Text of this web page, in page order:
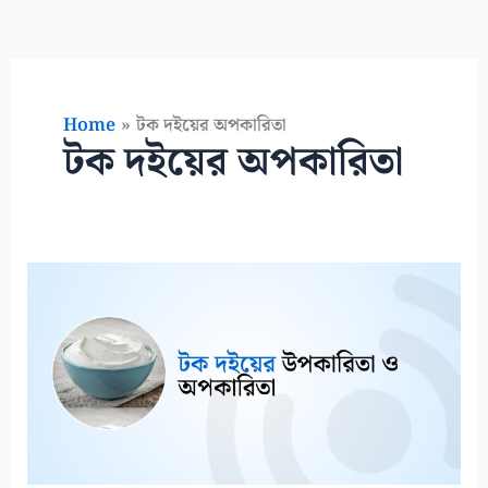
Home টক দইয়ের অপকারিতা
টক দইয়ের অপকারিতা